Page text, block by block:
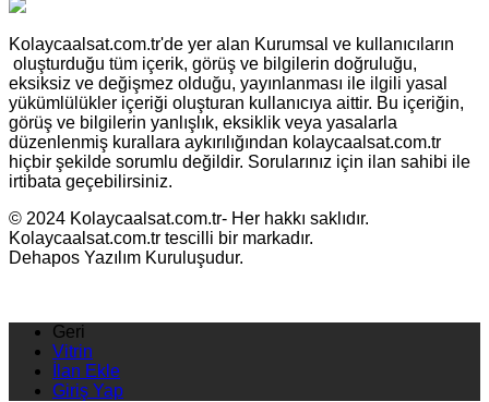
Kolaycaalsat.com.tr'de yer alan Kurumsal ve kullanıcıların
oluşturduğu tüm içerik, görüş ve bilgilerin doğruluğu,
eksiksiz ve değişmez olduğu, yayınlanması ile ilgili yasal
yükümlülükler içeriği oluşturan kullanıcıya aittir. Bu içeriğin,
görüş ve bilgilerin yanlışlık, eksiklik veya yasalarla
düzenlenmiş kurallara aykırılığından kolaycaalsat.com.tr
hiçbir şekilde sorumlu değildir. Sorularınız için ilan sahibi ile
irtibata geçebilirsiniz.
© 2024 Kolaycaalsat.com.tr- Her hakkı saklıdır.
Kolaycaalsat.com.tr tescilli bir markadır.
Dehapos Yazılım Kuruluşudur.
Geri
Vitrin
İlan Ekle
Giriş Yap